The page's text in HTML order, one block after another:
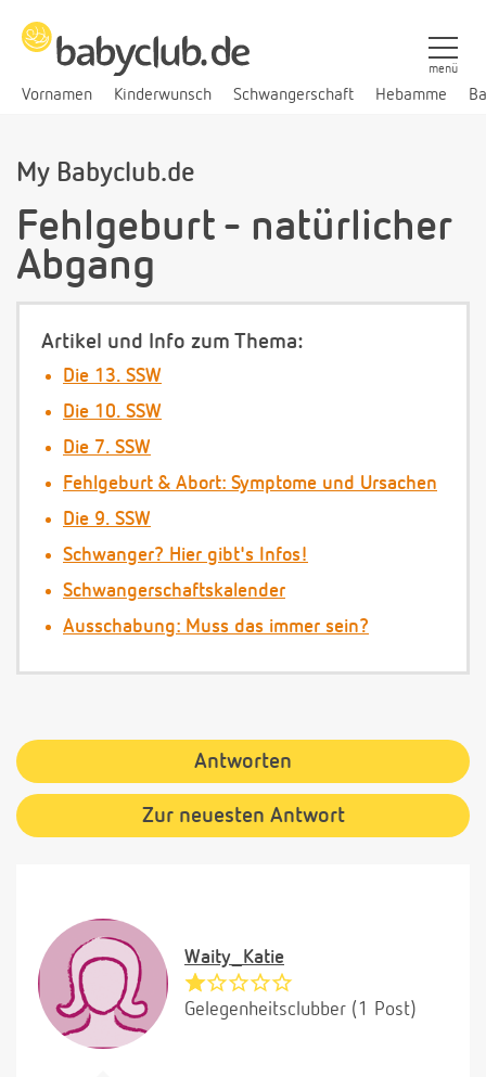
Vornamen Kinderwunsch Schwangerschaft Hebamme
menü
My Babyclub.de
Fehlgeburt - natürlicher
Abgang
Artikel und Info zum Thema:
Die 13. SSW
Die 10. SSW
Die 7. SSW
Fehlgeburt & Abort: Symptome und Ursachen
Die 9. SSW
Schwanger? Hier gibt's Infos!
Schwangerschaftskalender
Ausschabung: Muss das immer sein?
Antworten
Zur neuesten Antwort
Waity_Katie
Gelegenheitsclubber (1 Post)